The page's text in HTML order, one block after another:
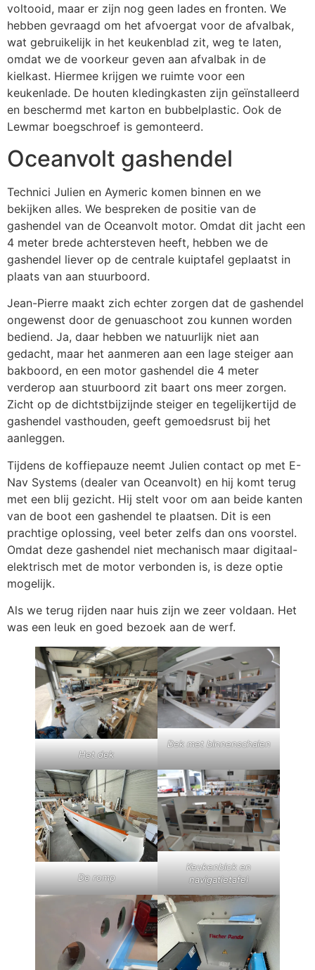
voltooid, maar er zijn nog geen lades en fronten. We
hebben gevraagd om het afvoergat voor de afvalbak,
wat gebruikelijk in het keukenblad zit, weg te laten,
omdat we de voorkeur geven aan afvalbak in de
kielkast. Hiermee krijgen we ruimte voor een
keukenlade. De houten kledingkasten zijn geïnstalleerd
en beschermd met karton en bubbelplastic. Ook de
Lewmar boegschroef is gemonteerd.
Oceanvolt gashendel
Technici Julien en Aymeric komen binnen en we
bekijken alles. We bespreken de positie van de
gashendel van de Oceanvolt motor. Omdat dit jacht een
4 meter brede achtersteven heeft, hebben we de
gashendel liever op de centrale kuiptafel geplaatst in
plaats van aan stuurboord.
Jean-Pierre maakt zich echter zorgen dat de gashendel
ongewenst door de genuaschoot zou kunnen worden
bediend. Ja, daar hebben we natuurlijk niet aan
gedacht, maar het aanmeren aan een lage steiger aan
bakboord, en een motor gashendel die 4 meter
verderop aan stuurboord zit baart ons meer zorgen.
Zicht op de dichtstbijzijnde steiger en tegelijkertijd de
gashendel vasthouden, geeft gemoedsrust bij het
aanleggen.
Tijdens de koffiepauze neemt Julien contact op met E-
Nav Systems (dealer van Oceanvolt) en hij komt terug
met een blij gezicht. Hij stelt voor om aan beide kanten
van de boot een gashendel te plaatsen. Dit is een
prachtige oplossing, veel beter zelfs dan ons voorstel.
Omdat deze gashendel niet mechanisch maar digitaal-
elektrisch met de motor verbonden is, is deze optie
mogelijk.
Als we terug rijden naar huis zijn we zeer voldaan. Het
was een leuk en goed bezoek aan de werf.
Het dek
Dek met binnenschalen
De romp
Keukenblok en
navigatietafel